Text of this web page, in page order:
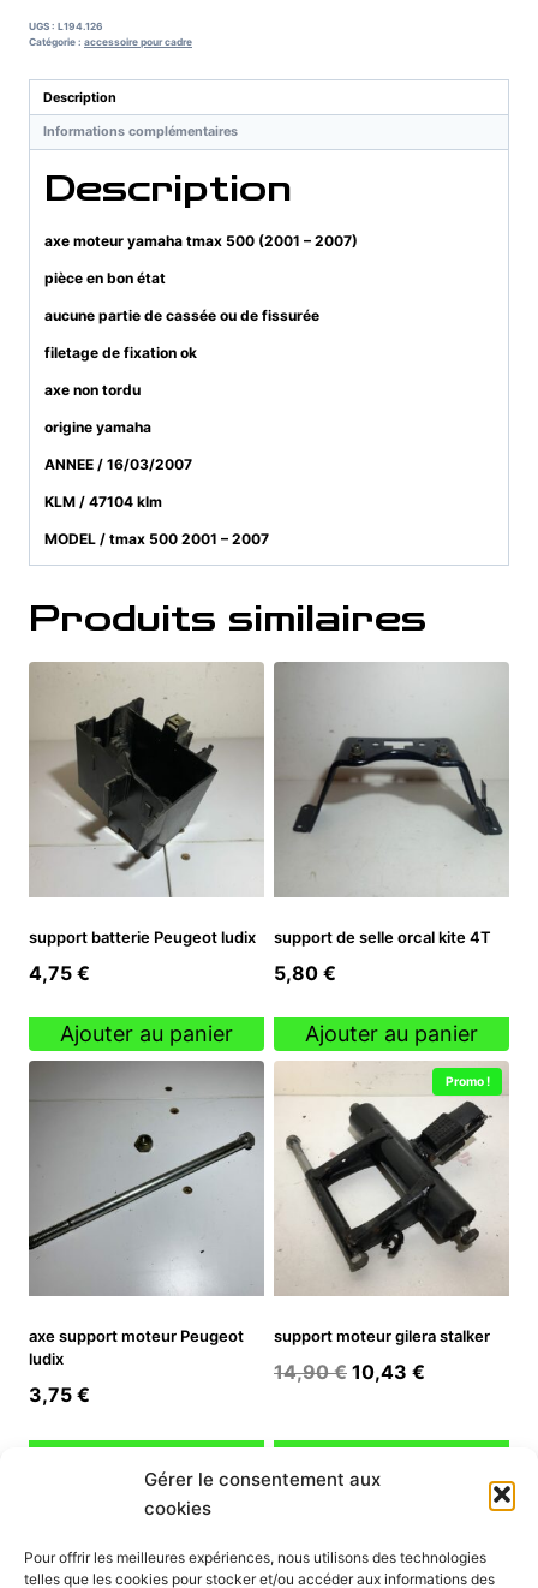
Gérer le consentement aux
cookies
Pour offrir les meilleures expériences, nous utilisons des technologies
telles que les cookies pour stocker et/ou accéder aux informations des
moteur
yamaha
500
(2001
UGS : L194.126
Catégorie : accessoire pour cadre
Description
Informations complémentaires
Description
axe moteur yamaha tmax 500 (2001 – 2007)
pièce en bon état
aucune partie de cassée ou de fissurée
filetage de fixation ok
axe non tordu
origine yamaha
ANNEE / 16/03/2007
KLM / 47104 klm
MODEL / tmax 500 2001 – 2007
Produits similaires
support batterie Peugeot ludix
4,75 €
Ajouter au panier
support de selle orcal kite 4T
5,80 €
Ajouter au panier
axe support moteur Peugeot
ludix
3,75 €
Ajouter au panier
Promo !
support moteur gilera stalker
14,90€ Le
14,90 €.
10,43 €
10,43 €.
Ajouter au panier
INFORMATION